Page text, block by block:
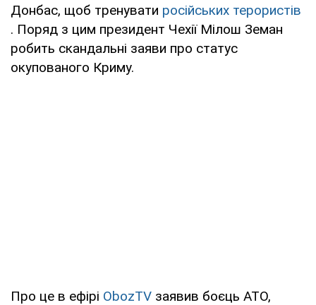
Донбас, щоб тренувати російських терористів
. Поряд з цим президент Чехії Мілош Земан
робить скандальні заяви про статус
окупованого Криму.
Про це в ефірі ObozTV заявив боєць АТО,